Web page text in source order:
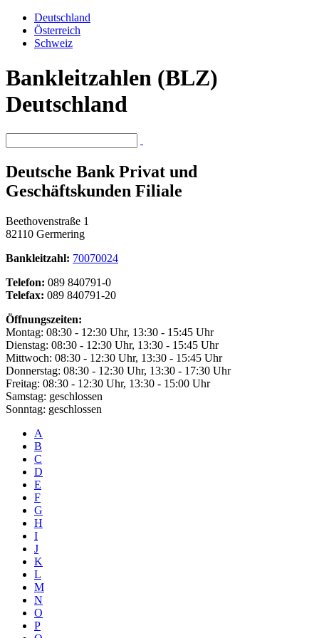
Deutschland
Österreich
Schweiz
Bankleitzahlen (BLZ)
Deutschland
Deutsche Bank Privat und
Geschäftskunden Filiale
Beethovenstraße 1
82110 Germering
Bankleitzahl: 70070024
Telefon: 089 840791-0
Telefax: 089 840791-20
Öffnungszeiten:
Montag: 08:30 - 12:30 Uhr, 13:30 - 15:45 Uhr
Dienstag: 08:30 - 12:30 Uhr, 13:30 - 15:45 Uhr
Mittwoch: 08:30 - 12:30 Uhr, 13:30 - 15:45 Uhr
Donnerstag: 08:30 - 12:30 Uhr, 13:30 - 17:30 Uhr
Freitag: 08:30 - 12:30 Uhr, 13:30 - 15:00 Uhr
Samstag: geschlossen
Sonntag: geschlossen
A
B
C
D
E
F
G
H
I
J
K
L
M
N
O
P